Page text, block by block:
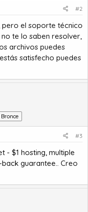
#2
pero el soporte técnico
te lo saben resolver,
archivos puedes
satisfecho puedes
#3
- $1 hosting, multiple
guarantee. . Creo